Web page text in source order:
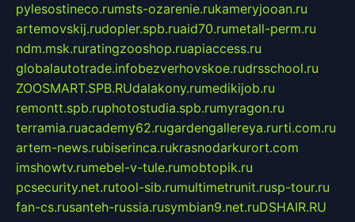
pylesostineco.rumsts-ozarenie.rukameryjooan.ru
artemovskij.rudopler.spb.ruaid70.rumetall-perm.ru
ndm.msk.ruratingzooshop.ruapiaccess.ru
globalautotrade.infobezverhovskoe.rudrsschool.ru
ZOOSMART.SPB.RUdalakony.rumedikijob.ru
remontt.spb.ruphotostudia.spb.rumyragon.ru
terramia.ruacademy62.rugardengallereya.rurti.com.ru
artem-news.rubiserinca.rukrasnodarkurort.com
imshowtv.rumebel-v-tule.rumobtopik.ru
pcsecurity.net.rutool-sib.rumultimetrunit.rusp-tour.ru
fan-cs.rusanteh-russia.rusymbian9.net.ruDSHAIR.RU